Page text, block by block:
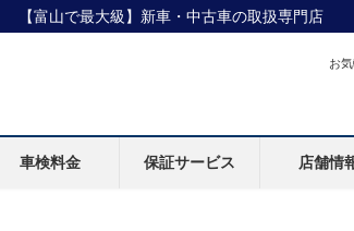
【富山で最大級】新車・中古車の取扱専門店
お
車検料金 保証サービス 店舗情